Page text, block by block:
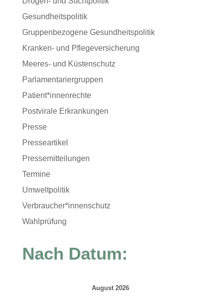
Gesundheitspolitik
Gruppenbezogene Gesundheitspolitik
Kranken- und Pflegeversicherung
Meeres- und Küstenschutz
Parlamentariergruppen
Patient*innenrechte
Postvirale Erkrankungen
Presse
Presseartikel
Pressemitteilungen
Termine
Umweltpolitik
Verbraucher*innenschutz
Wahlprüfung
Nach Datum:
August 2026